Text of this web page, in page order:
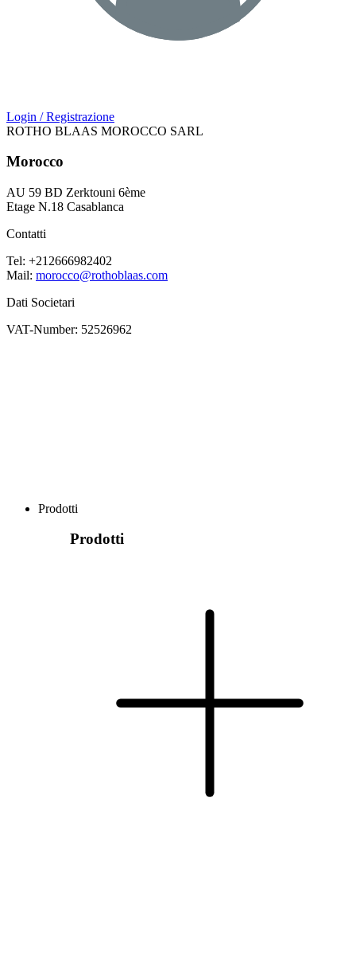
Login / Registrazione
ROTHO BLAAS MOROCCO SARL
Morocco
AU 59 BD Zerktouni 6ème
Etage N.18 Casablanca
Contatti
Tel: +212666982402
Mail: morocco@rothoblaas.com
Dati Societari
VAT-Number: 52526962
Prodotti
Prodotti